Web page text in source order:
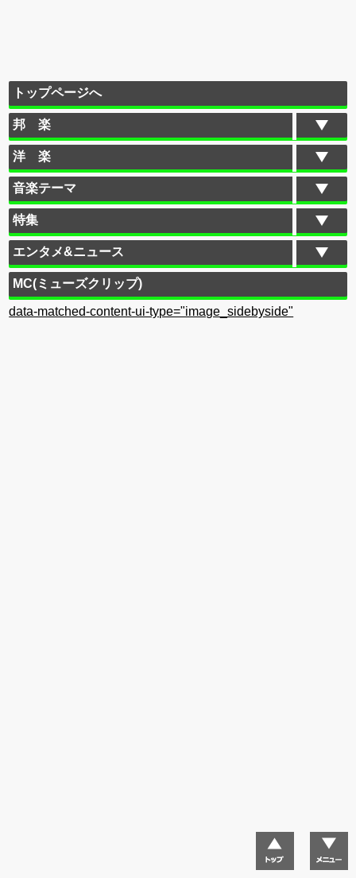
トップページへ
邦 楽
洋 楽
音楽テーマ
特集
エンタメ&ニュース
MC(ミューズクリップ)
data-matched-content-ui-type="image_sidebyside"